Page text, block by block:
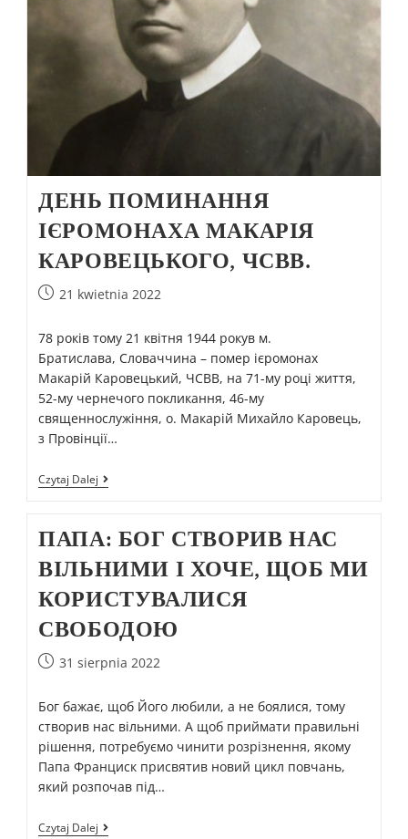
ДЕНЬ ПОМИНАННЯ
ІЄРОМОНАХА МАКАРІЯ
КАРОВЕЦЬКОГО, ЧСВВ.
21 kwietnia 2022
78 років тому 21 квітня 1944 рокув м.
Братислава, Словаччина – помер ієромонах
Макарій Каровецький, ЧСВВ, на 71-му році життя,
52-му чернечого покликання, 46-му
священнослужіння, о. Макарій Михайло Каровець,
з Провінції…
Czytaj Dalej
ПАПА: БОГ СТВОРИВ НАС
ВІЛЬНИМИ І ХОЧЕ, ЩОБ МИ
КОРИСТУВАЛИСЯ
СВОБОДОЮ
31 sierpnia 2022
Бог бажає, щоб Його любили, а не боялися, тому
створив нас вільними. А щоб приймати правильні
рішення, потребуємо чинити розрізнення, якому
Папа Франциск присвятив новий цикл повчань,
який розпочав під…
Czytaj Dalej